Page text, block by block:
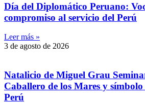
Día del Diplomático Peruano:
compromiso al servicio del Perú
Leer más »
3 de agosto de 2026
Natalicio de Miguel Grau
Caballero de los Mares y símbolo
Perú